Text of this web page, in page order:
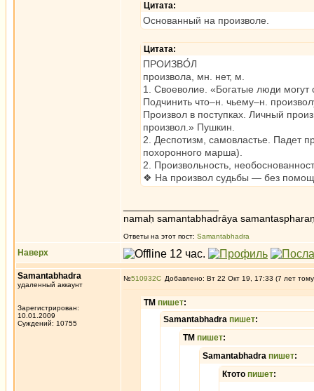
Цитата:
Основанный на произволе.
Цитата:
ПРОИЗВО́Л
произвола, мн. нет, м.
1. Своеволие. «Богатые люди могут
Подчинить что–н. чьему–н.
Произвол в поступках. Личный
произвол.» Пушкин.
2. Деспотизм, самовластье. Падет
похоронного марша).
2. Произвольность,
❖ На произвол судьбы — без
namaḥ samantabhadrāya
Ответы на этот пост: Samantabhadra
Наверх
Samantabhadra
удаленный аккаунт
Зарегистрирован:
10.01.2009
Суждений: 10755
№510932 Добавлено: Вт 22 Окт 19, 17:33 (7 лет
ТМ пишет:
Samantabhadra пишет:
ТМ пишет:
Samantabhadra пишет:
Ктото пишет: